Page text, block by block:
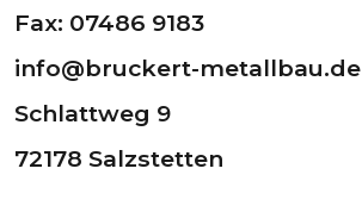
Fax: 07486 9183
info@bruckert-metallbau.de
Schlattweg 9
72178 Salzstetten